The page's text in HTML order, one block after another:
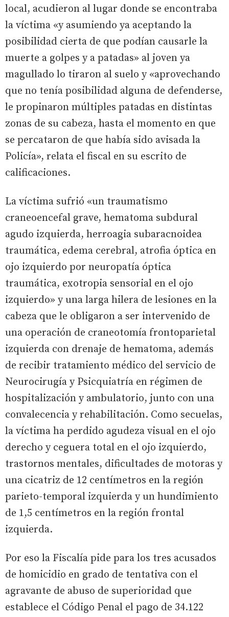
local, acudieron al lugar donde se encontraba
la víctima «y asumiendo ya aceptando la
posibilidad cierta de que podían causarle la
muerte a golpes y a patadas» al joven ya
magullado lo tiraron al suelo y «aprovechando
que no tenía posibilidad alguna de defenderse,
le propinaron múltiples patadas en distintas
zonas de su cabeza, hasta el momento en que
se percataron de que había sido avisada la
Policía», relata el fiscal en su escrito de
calificaciones.
La víctima sufrió «un traumatismo
craneoencefal grave, hematoma subdural
agudo izquierda, herroagia subaracnoidea
traumática, edema cerebral, atrofia óptica en
ojo izquierdo por neuropatía óptica
traumática, exotropia sensorial en el ojo
izquierdo» y una larga hilera de lesiones en la
cabeza que le obligaron a ser intervenido de
una operación de craneotomía frontoparietal
izquierda con drenaje de hematoma, además
de recibir tratamiento médico del servicio de
Neurocirugía y Psicquiatría en régimen de
hospitalización y ambulatorio, junto con una
convalecencia y rehabilitación. Como secuelas,
la víctima ha perdido agudeza visual en el ojo
derecho y ceguera total en el ojo izquierdo,
trastornos mentales, dificultades de motoras y
una cicatriz de 12 centímetros en la región
parieto-temporal izquierda y un hundimiento
de 1,5 centímetros en la región frontal
izquierda.
Por eso la Fiscalía pide para los tres acusados
de homicidio en grado de tentativa con el
agravante de abuso de superioridad que
establece el Código Penal el pago de 34.122